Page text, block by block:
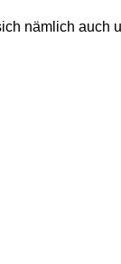
nämlich